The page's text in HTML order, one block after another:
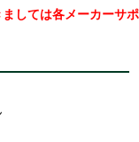
しては各メーカーサポ